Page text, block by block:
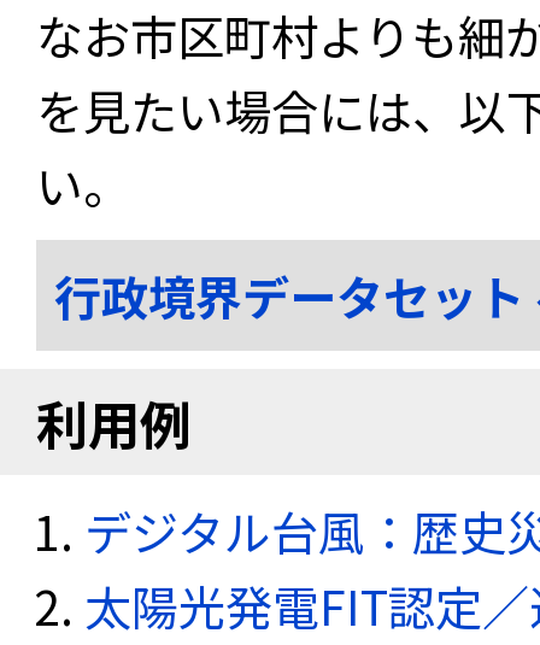
なお市区町村よりも細
を見たい場合には、以
い。
行政境界データセッ
利用例
デジタル台風：歴史
太陽光発電FIT認定